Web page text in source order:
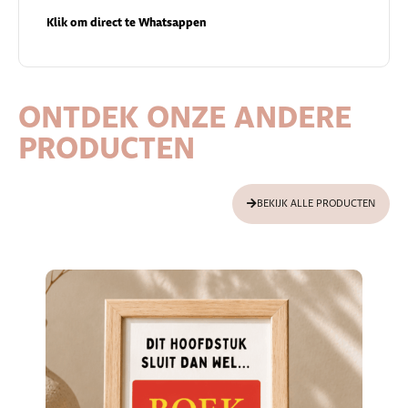
Klik om direct te Whatsappen
ONTDEK ONZE ANDERE
PRODUCTEN
BEKIJK ALLE PRODUCTEN